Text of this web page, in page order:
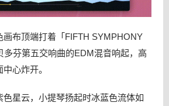
画布顶端打着「FIFTH SYMPHONY
多芬第五交响曲的EDM混音响起，高
心炸开。
星云，小提琴扬起时冰蓝色流体如